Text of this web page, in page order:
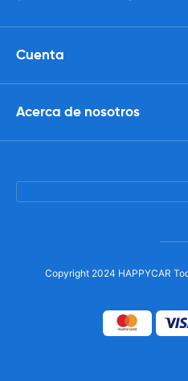
Cuenta
Acerca de nosotros
Copyright 2024 HAPPYCAR